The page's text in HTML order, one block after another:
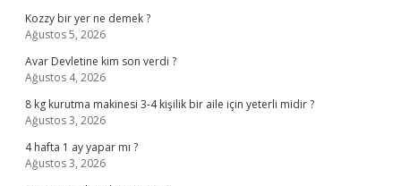
Kozzy bir yer ne demek ?
Ağustos 5, 2026
Avar Devletine kim son verdi ?
Ağustos 4, 2026
8 kg kurutma makinesi 3-4 kişilik bir aile için yeterli midir ?
Ağustos 3, 2026
4 hafta 1 ay yapar mı ?
Ağustos 3, 2026